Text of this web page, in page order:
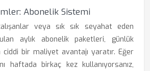
Abonelik Sistemi
veya sık sık seyahat eden
aylık abonelik paketleri, günlük
ciddi bir maliyet avantajı yaratır. Eğer
haftada birkaç kez kullanıyorsanız,